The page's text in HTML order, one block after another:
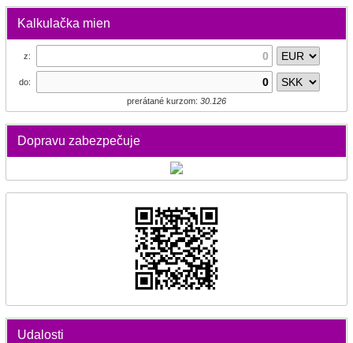
Kalkulačka mien
z:
do:
prerátané kurzom: 30.126
Dopravu zabezpečuje
Udalosti